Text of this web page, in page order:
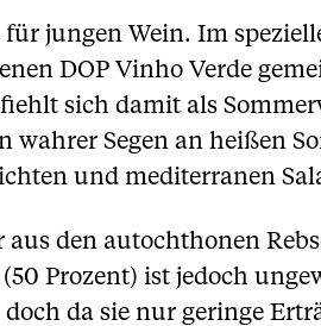
jungen Wein. Im
DOP Vinho Verde
sich damit als
Segen an heißen
und mediterranen
den autochthonen
Prozent) ist jedoch
da sie nur geringe